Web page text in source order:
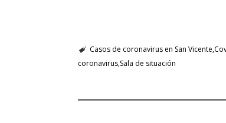
Casos de coronavirus en San Vicente
coronavirus Sala de situación